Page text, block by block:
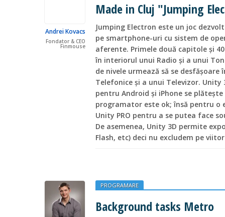
Andrei Kovacs
Fondator & CEO
Finmouse
Made in Cluj "Jumping
Jumping Electron este un joc
pe smartphone-uri cu sistem de
aferente. Primele două capitole și
în interiorul unui Radio și a unui
de nivele urmează să se
Telefonice și a unui Televizor. Unity
pentru Android și iPhone se
programator este ok; însă pentru o
Unity PRO pentru a se putea face
De asemenea, Unity 3D permite
Flash, etc) deci nu excludem pe
PROGRAMARE
Background tasks Metro